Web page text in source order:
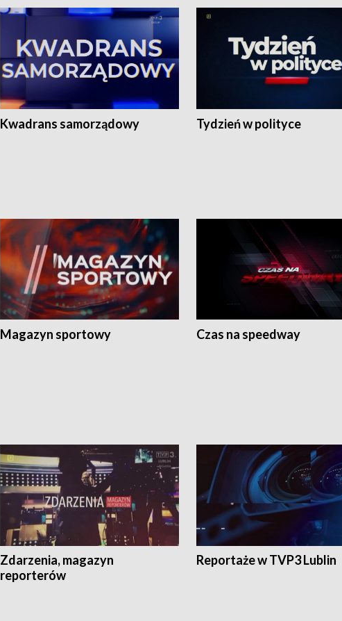
Kwadrans samorządowy Tydzień w polityce
Magazyn sportowy Czas na speedway
Zdarzenia, magazyn
reporterów
Reportaże w TVP3 Lublin